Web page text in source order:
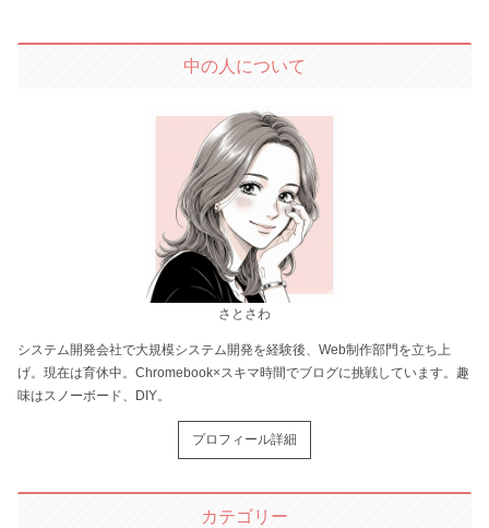
中の人について
さとさわ
システム開発会社で大規模システム開発を経験後、Web制作部門を立ち上
げ。現在は育休中。Chromebook×スキマ時間でブログに挑戦しています。趣
味はスノーボード、DIY。
プロフィール詳細
カテゴリー